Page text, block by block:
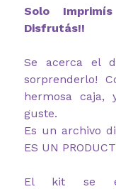
Solo
Disfrutás!!
Se acerca el
sorprenderlo!
hermosa
guste.
Es un archivo
ES UN
El kit se